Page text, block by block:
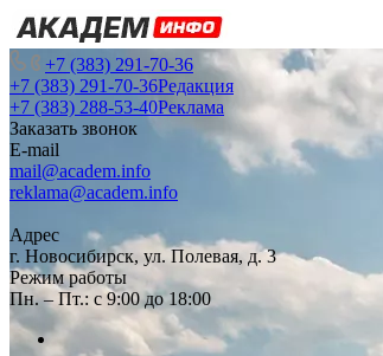
+7 (383) 291-70-36
+7 (383) 291-70-36Редакция
+7 (383) 288-53-40Реклама
Заказать звонок
E-mail
mail@academ.info
reklama@academ.info
Адрес
г. Новосибирск, ул. Полевая, д. 3
Режим работы
Пн. – Пт.: с 9:00 до 18:00